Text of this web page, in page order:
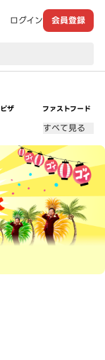
ログイン 会員登録
ピザ ファストフード
すべて見る